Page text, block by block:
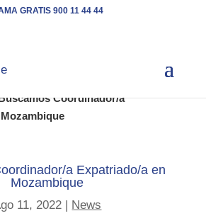
GRATIS 900 11 44 44
Coordinador/a
a Expatriado/a en
Mozambique
11, 2022 | News